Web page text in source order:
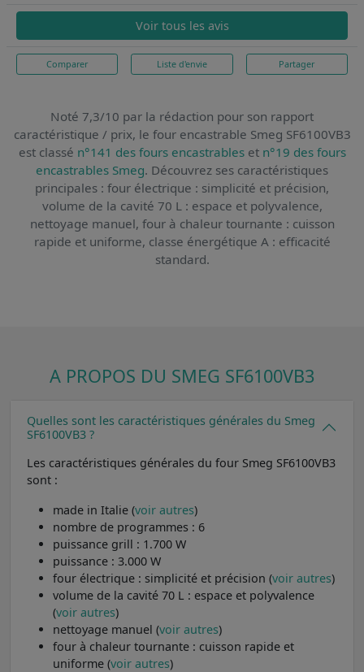
Voir tous les avis
Comparer Liste d'envie Partager
Noté 7,3/10 par la rédaction pour son rapport
caractéristique / prix, le four encastrable Smeg SF6100VB3
est classé n°141 des fours encastrableset n°19 des fours
encastrables Smeg. Découvrez ses caractéristiques
principales : four électrique : simplicité et précision,
volume de la cavité 70 L : espace et polyvalence,
nettoyage manuel, four à chaleur tournante : cuisson
rapide et uniforme, classe énergétique A : efficacité
standard.
A PROPOS DU SMEG SF6100VB3
Quelles sont les caractéristiques générales du Smeg
SF6100VB3 ?
Les caractéristiques générales du four Smeg SF6100VB3
sont :
made in Italie (voir autres)
nombre de programmes : 6
puissance grill : 1.700 W
puissance : 3.000 W
four électrique : simplicité et précision (voir autres)
volume de la cavité 70 L : espace et polyvalence
(voir autres)
nettoyage manuel (voir autres)
four à chaleur tournante : cuisson rapide et
uniforme (voir autres)